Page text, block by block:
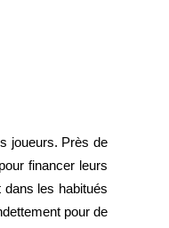
joueurs. Près de
financer leurs
les habitués
pour de